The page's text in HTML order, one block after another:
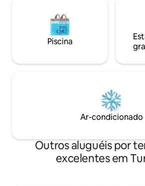
Piscina
Ar-condicionado
Outros aluguéis por
excelentes em